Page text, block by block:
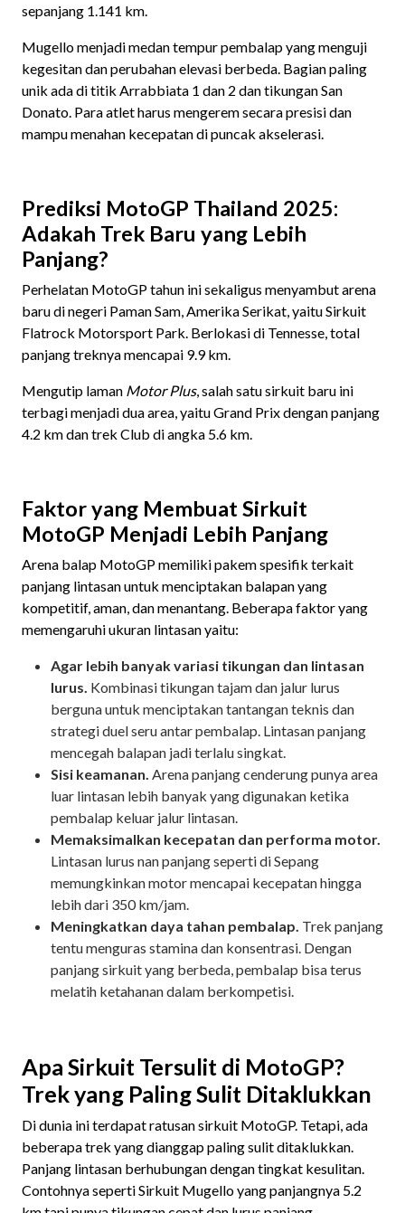
sepanjang 1.141 km.
Mugello menjadi medan tempur pembalap yang menguji
kegesitan dan perubahan elevasi berbeda. Bagian paling
unik ada di titik Arrabbiata 1 dan 2 dan tikungan San
Donato. Para atlet harus mengerem secara presisi dan
mampu menahan kecepatan di puncak akselerasi.
Prediksi MotoGP Thailand 2025:
Adakah Trek Baru yang Lebih
Panjang?
Perhelatan MotoGP tahun ini sekaligus menyambut arena
baru di negeri Paman Sam, Amerika Serikat, yaitu Sirkuit
Flatrock Motorsport Park. Berlokasi di Tennesse, total
panjang treknya mencapai 9.9 km.
Mengutip laman Motor Plus, salah satu sirkuit baru ini
terbagi menjadi dua area, yaitu Grand Prix dengan panjang
4.2 km dan trek Club di angka 5.6 km.
Faktor yang Membuat Sirkuit
MotoGP Menjadi Lebih Panjang
Arena balap MotoGP memiliki pakem spesifik terkait
panjang lintasan untuk menciptakan balapan yang
kompetitif, aman, dan menantang. Beberapa faktor yang
memengaruhi ukuran lintasan yaitu:
Agar lebih banyak variasi tikungan dan lintasan
lurus. Kombinasi tikungan tajam dan jalur lurus
berguna untuk menciptakan tantangan teknis dan
strategi duel seru antar pembalap. Lintasan panjang
mencegah balapan jadi terlalu singkat.
Sisi keamanan. Arena panjang cenderung punya area
luar lintasan lebih banyak yang digunakan ketika
pembalap keluar jalur lintasan.
Memaksimalkan kecepatan dan performa motor.
Lintasan lurus nan panjang seperti di Sepang
memungkinkan motor mencapai kecepatan hingga
lebih dari 350 km/jam.
Meningkatkan daya tahan pembalap. Trek panjang
tentu menguras stamina dan konsentrasi. Dengan
panjang sirkuit yang berbeda, pembalap bisa terus
melatih ketahanan dalam berkompetisi.
Apa Sirkuit Tersulit di MotoGP?
Trek yang Paling Sulit Ditaklukkan
Di dunia ini terdapat ratusan sirkuit MotoGP. Tetapi, ada
beberapa trek yang dianggap paling sulit ditaklukkan.
Panjang lintasan berhubungan dengan tingkat kesulitan.
Contohnya seperti Sirkuit Mugello yang panjangnya 5.2